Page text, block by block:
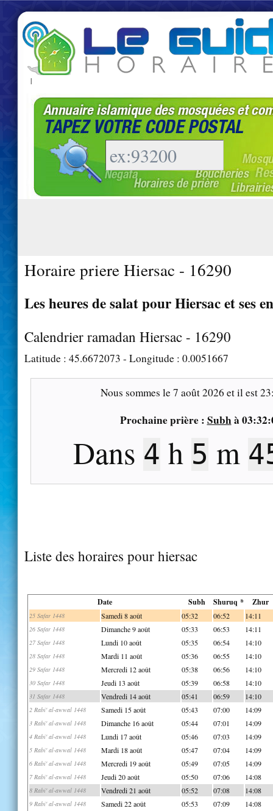
|
Horaire priere Hiersac - 16290
Les heures de salat pour Hiersac et ses
Calendrier ramadan Hiersac - 16290
Latitude : 45.6672073 - Longitude : 0.0051667
Nous sommes le7 août 2026 et il est
Prochaine prière : Subhà
Dans 4 h 5 m
Liste des horaires pour hiersac
Date Subh Shuruq * Zhur
25 Safar 1448 Samedi 8 août 05:32 06:52 14:11
26 Safar 1448 Dimanche 9 août 05:33 06:53 14:11
27 Safar 1448 Lundi 10 août 05:35 06:54 14:10
28 Safar 1448 Mardi 11 août 05:36 06:55 14:10
29 Safar 1448 Mercredi 12 août 05:38 06:56 14:10
30 Safar 1448 Jeudi 13 août 05:39 06:58 14:10
31 Safar 1448 Vendredi 14 août 05:41 06:59 14:10
2 Rabi' al-awwal 1448 Samedi 15 août 05:43 07:00 14:09
3 Rabi' al-awwal 1448 Dimanche 16 août 05:44 07:01 14:09
4 Rabi' al-awwal 1448 Lundi 17 août 05:46 07:03 14:09
5 Rabi' al-awwal 1448 Mardi 18 août 05:47 07:04 14:09
6 Rabi' al-awwal 1448 Mercredi 19 août 05:49 07:05 14:09
7 Rabi' al-awwal 1448 Jeudi 20 août 05:50 07:06 14:08
8 Rabi' al-awwal 1448 Vendredi 21 août 05:52 07:08 14:08
9 Rabi' al-awwal 1448 Samedi 22 août 05:53 07:09 14:08